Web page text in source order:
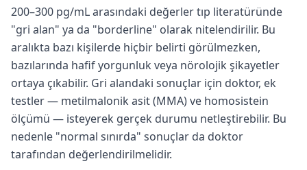
200–300 pg/mL arasındaki değerler tıp literatüründe
"gri alan" ya da "borderline" olarak nitelendirilir. Bu
aralıkta bazı kişilerde hiçbir belirti görülmezken,
bazılarında hafif yorgunluk veya nörolojik şikayetler
ortaya çıkabilir. Gri alandaki sonuçlar için doktor, ek
testler — metilmalonik asit (MMA) ve homosistein
ölçümü — isteyerek gerçek durumu netleştirebilir. Bu
nedenle "normal sınırda" sonuçlar da doktor
tarafından değerlendirilmelidir.